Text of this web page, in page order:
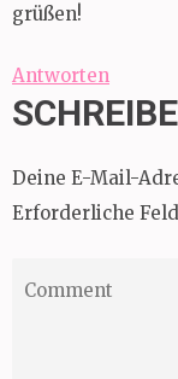
grüßen!
Antworten
Deine E-Mail-
Erforderliche